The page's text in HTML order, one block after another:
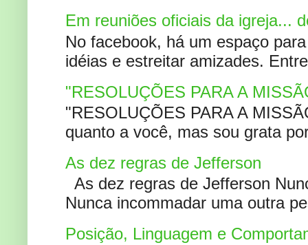
Em reuniões oficiais da igreja...
No facebook, há um espaço
idéias e estreitar amizades.
"RESOLUÇÕES PARA A
"RESOLUÇÕES PARA A
quanto a você, mas sou grata
As dez regras de Jefferson
As dez regras de Jefferson
Nunca incommadar uma outra
Posição, Linguagem e